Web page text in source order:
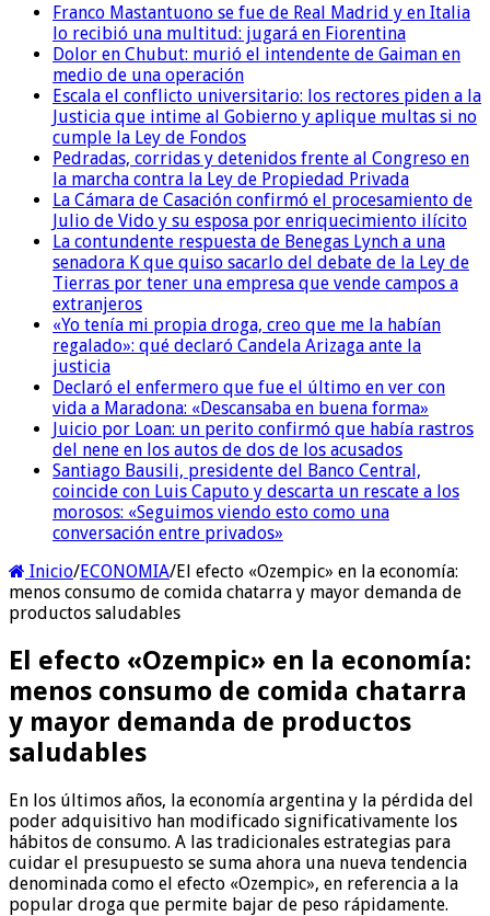
Franco Mastantuono se fue de Real Madrid y en Italia
lo recibió una multitud: jugará en Fiorentina
Dolor en Chubut: murió el intendente de Gaiman en
medio de una operación
Escala el conflicto universitario: los rectores piden a la
Justicia que intime al Gobierno y aplique multas si no
cumple la Ley de Fondos
Pedradas, corridas y detenidos frente al Congreso en
la marcha contra la Ley de Propiedad Privada
La Cámara de Casación confirmó el procesamiento de
Julio de Vido y su esposa por enriquecimiento ilícito
La contundente respuesta de Benegas Lynch a una
senadora K que quiso sacarlo del debate de la Ley de
Tierras por tener una empresa que vende campos a
extranjeros
«Yo tenía mi propia droga, creo que me la habían
regalado»: qué declaró Candela Arizaga ante la
justicia
Declaró el enfermero que fue el último en ver con
vida a Maradona: «Descansaba en buena forma»
Juicio por Loan: un perito confirmó que había rastros
del nene en los autos de dos de los acusados
Santiago Bausili, presidente del Banco Central,
coincide con Luis Caputo y descarta un rescate a los
morosos: «Seguimos viendo esto como una
conversación entre privados»
Inicio/ECONOMIA/El efecto «Ozempic» en la economía:
menos consumo de comida chatarra y mayor demanda de
productos saludables
El efecto «Ozempic» en la economía:
menos consumo de comida chatarra
y mayor demanda de productos
saludables
En los últimos años, la economía argentina y la pérdida del
poder adquisitivo han modificado significativamente los
hábitos de consumo. A las tradicionales estrategias para
cuidar el presupuesto se suma ahora una nueva tendencia
denominada como el efecto «Ozempic», en referencia a la
popular droga que permite bajar de peso rápidamente.